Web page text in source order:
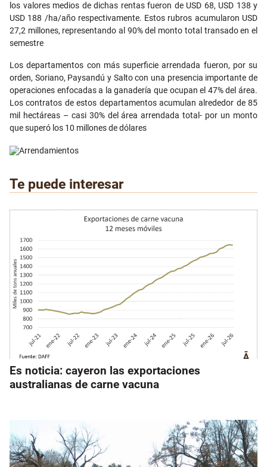
los valores medios de dichas rentas fueron de USD 68, USD 138 y
USD 188 /ha/año respectivamente. Estos rubros acumularon USD
27,2 millones, representando al 90% del monto total transado en el
semestre
Los departamentos con más superficie arrendada fueron, por su
orden, Soriano, Paysandú y Salto con una presencia importante de
operaciones enfocadas a la ganadería que ocupan el 47% del área.
Los contratos de estos departamentos acumulan alrededor de 85
mil hectáreas – casi 30% del área arrendada total- por un monto
que superó los 10 millones de dólares
Te puede interesar
Es noticia: cayeron las exportaciones
australianas de carne vacuna